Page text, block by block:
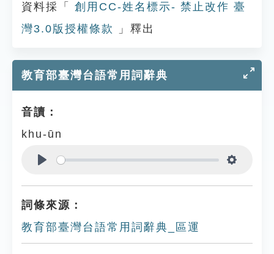
資料採「
創用CC-姓名標示- 禁止改作 臺
灣3.0版授權條款
」釋出
教育部臺灣台語常用詞辭典
音讀：
khu-ūn
詞條來源：
教育部臺灣台語常用詞辭典_區運